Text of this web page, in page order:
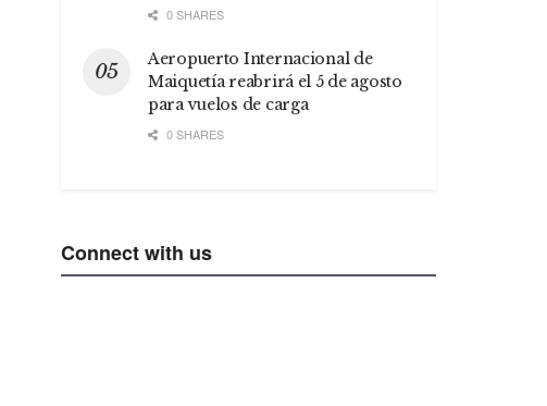
0 SHARES
Aeropuerto Internacional de
Maiquetía reabrirá el 5 de agosto
para vuelos de carga
0 SHARES
Connect with us